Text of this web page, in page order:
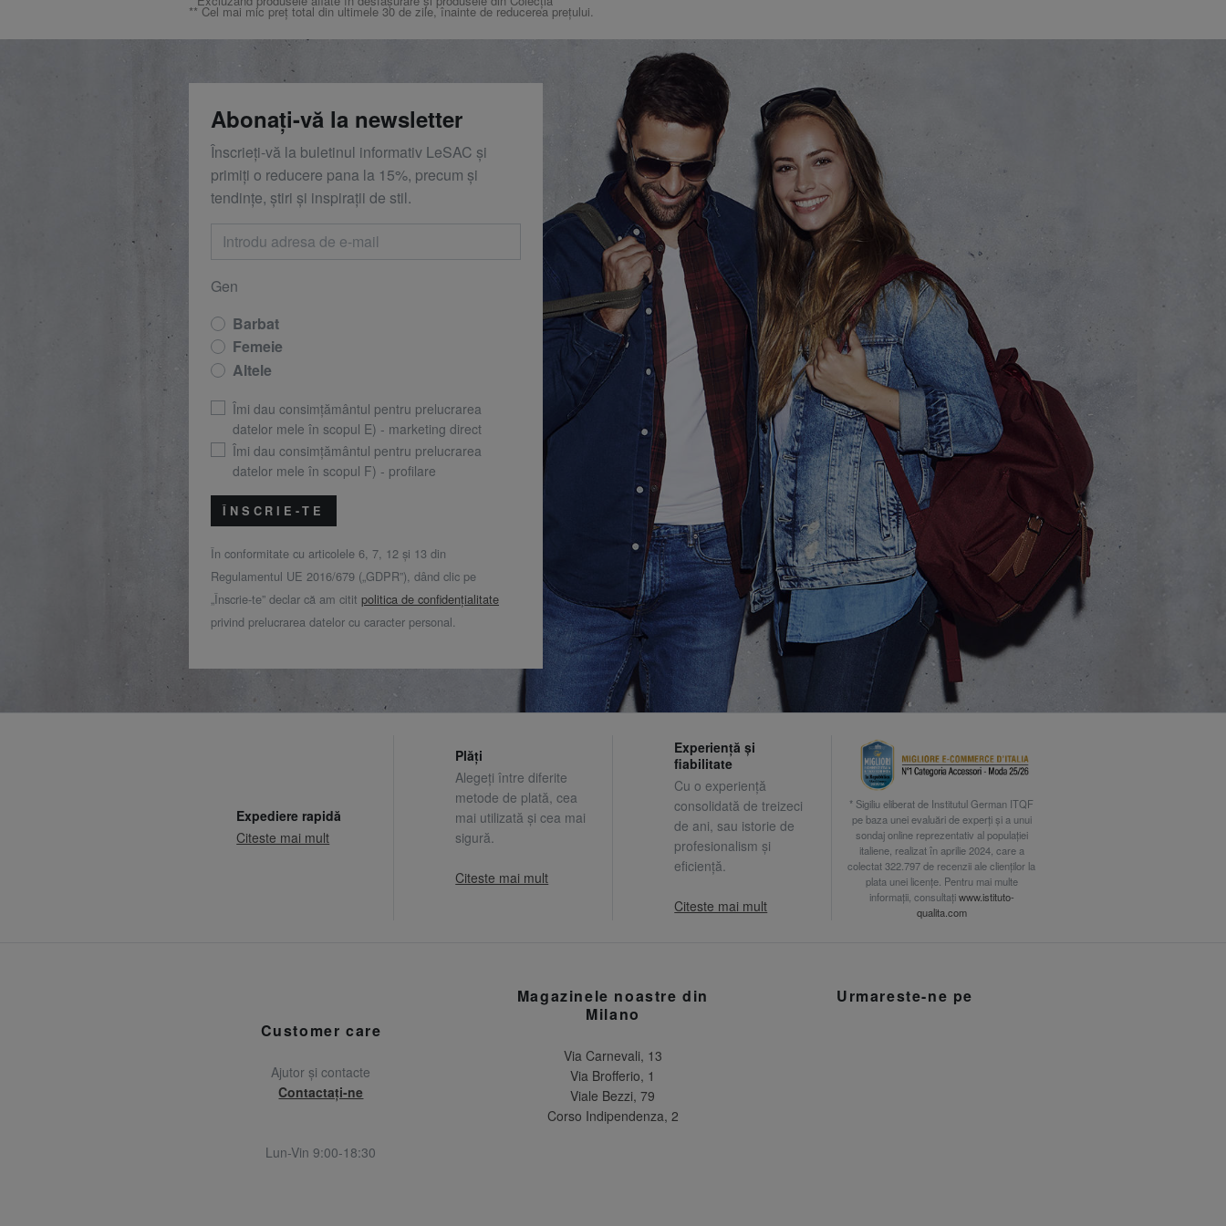
** Cel mai mic preț total din ultimele 30 de zile, înainte de reducerea prețului.
Abonați-vă la newsletter
Înscrieți-vă la buletinul informativ LeSAC și
primiți o reducere pana la 15%, precum și
tendințe, știri și inspirații de stil.
Gen
Barbat
Femeie
Altele
Îmi dau consimțământul pentru prelucrarea
datelor mele în scopul E) - marketing direct
Îmi dau consimțământul pentru prelucrarea
datelor mele în scopul F) - profilare
ÎNSCRIE-TE
În conformitate cu articolele 6, 7, 12 și 13 din
Regulamentul UE 2016/679 („GDPR”), dând clic pe
„Înscrie-te” declar că am citit politica de confidențialitate
privind prelucrarea datelor cu caracter personal.
Expediere rapidă
Citeste mai mult
Plăți
Alegeți între diferite
metode de plată, cea
mai utilizată și cea mai
sigură.
Citeste mai mult
Experiență și
fiabilitate
Cu o experiență
consolidată de treizeci
de ani, sau istorie de
profesionalism și
eficiență.
Citeste mai mult
* Sigiliu eliberat de Institutul German ITQF
pe baza unei evaluări de experți și a unui
sondaj online reprezentativ al populației
italiene, realizat în aprilie 2024, care a
colectat 322.797 de recenzii ale clienților la
plata unei licențe. Pentru mai multe
informații, consultațiwww.istituto-
qualita.com
Customer care
Ajutor și contacte
Contactați-ne
Lun-Vin 9:00-18:30
Magazinele noastre din
Milano
Via Carnevali, 13
Via Brofferio, 1
Viale Bezzi, 79
Corso Indipendenza, 2
Urmareste-ne pe